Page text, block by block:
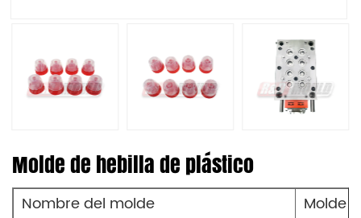
Molde de hebilla de plástico
Nombre del molde
Molde